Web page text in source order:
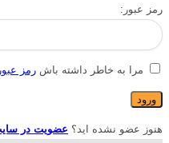
رمز عبور:
مرا به خاطر داشته باش رمز
هنوز عضو نشده اید؟ عضویت در